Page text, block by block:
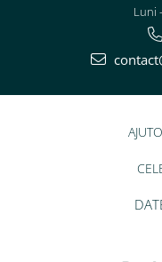
Luni